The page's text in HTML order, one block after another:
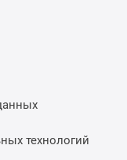
технологий